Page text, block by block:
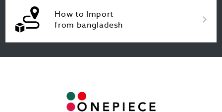
How to Import
from bangladesh